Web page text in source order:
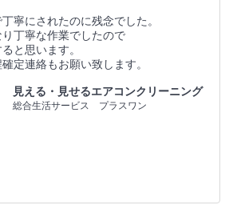
寧にされたのに残念でした。
丁寧な作業でしたので
と思います。
定連絡もお願い致します。
見える・見せるエアコンクリーニング
総合生活サービス プラスワン